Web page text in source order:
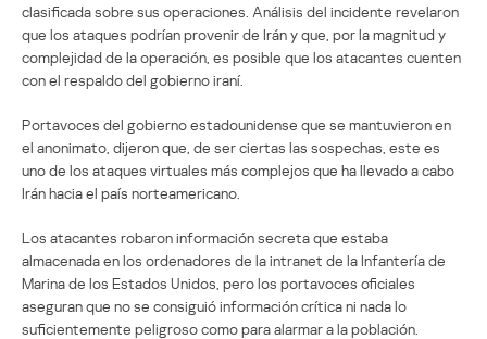
clasificada sobre sus operaciones. Análisis del incidente revelaron
que los ataques podrían provenir de Irán y que, por la magnitud y
complejidad de la operación, es posible que los atacantes cuenten
con el respaldo del gobierno iraní.
Portavoces del gobierno estadounidense que se mantuvieron en
el anonimato, dijeron que, de ser ciertas las sospechas, este es
uno de los ataques virtuales más complejos que ha llevado a cabo
Irán hacia el país norteamericano.
Los atacantes robaron información secreta que estaba
almacenada en los ordenadores de la intranet de la Infantería de
Marina de los Estados Unidos, pero los portavoces oficiales
aseguran que no se consiguió información crítica ni nada lo
suficientemente peligroso como para alarmar a la población.